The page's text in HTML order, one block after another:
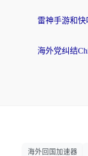
海外回国加速器